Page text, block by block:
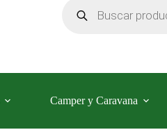
productos
Camper y Caravana